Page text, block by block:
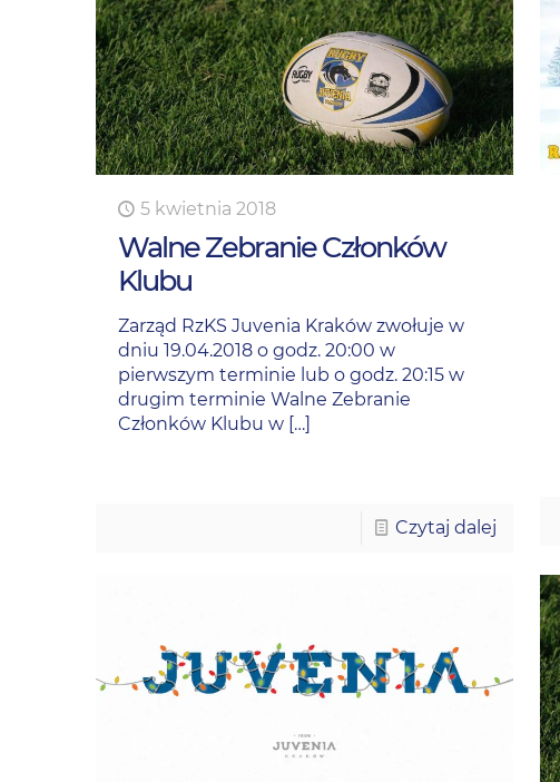
5 kwietnia 2018
Walne Zebranie Członków
Klubu
Zarząd RzKS Juvenia Kraków zwołuje w
dniu 19.04.2018 o godz. 20:00 w
pierwszym terminie lub o godz. 20:15 w
drugim terminie Walne Zebranie
Członków Klubu w[…]
Czytaj dalej